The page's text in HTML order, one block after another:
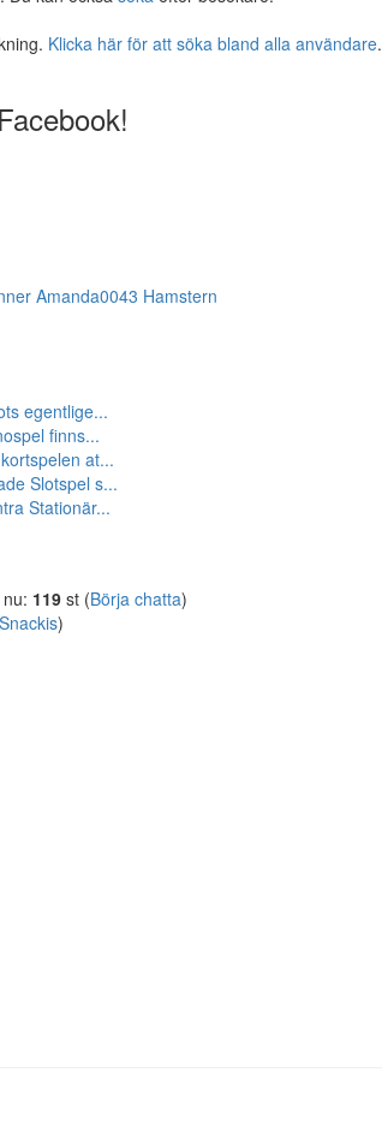
Klicka här för att söka bland alla användare.
Amanda0043 Hamstern
egentlige...
finns...
at...
Slotspel s...
Stationär...
119 st (Börja chatta)
)